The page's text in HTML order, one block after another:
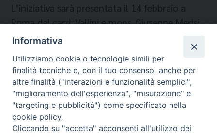
L’iniziativa sarà presentata il 14 febbraio a
Roma dal card. Vallini e mons. Giuseppe Merisi,
Presidente di Caritas italiana.
Informativa
Utilizziamo cookie o tecnologie simili per
finalità tecniche e, con il tuo consenso, anche per
altre finalità ("interazioni e funzionalità semplici",
"miglioramento dell'esperienza", "misurazione" e
"targeting e pubblicità") come specificato nella
cookie policy.
Cliccando su "accetta" acconsenti all'utilizzo dei